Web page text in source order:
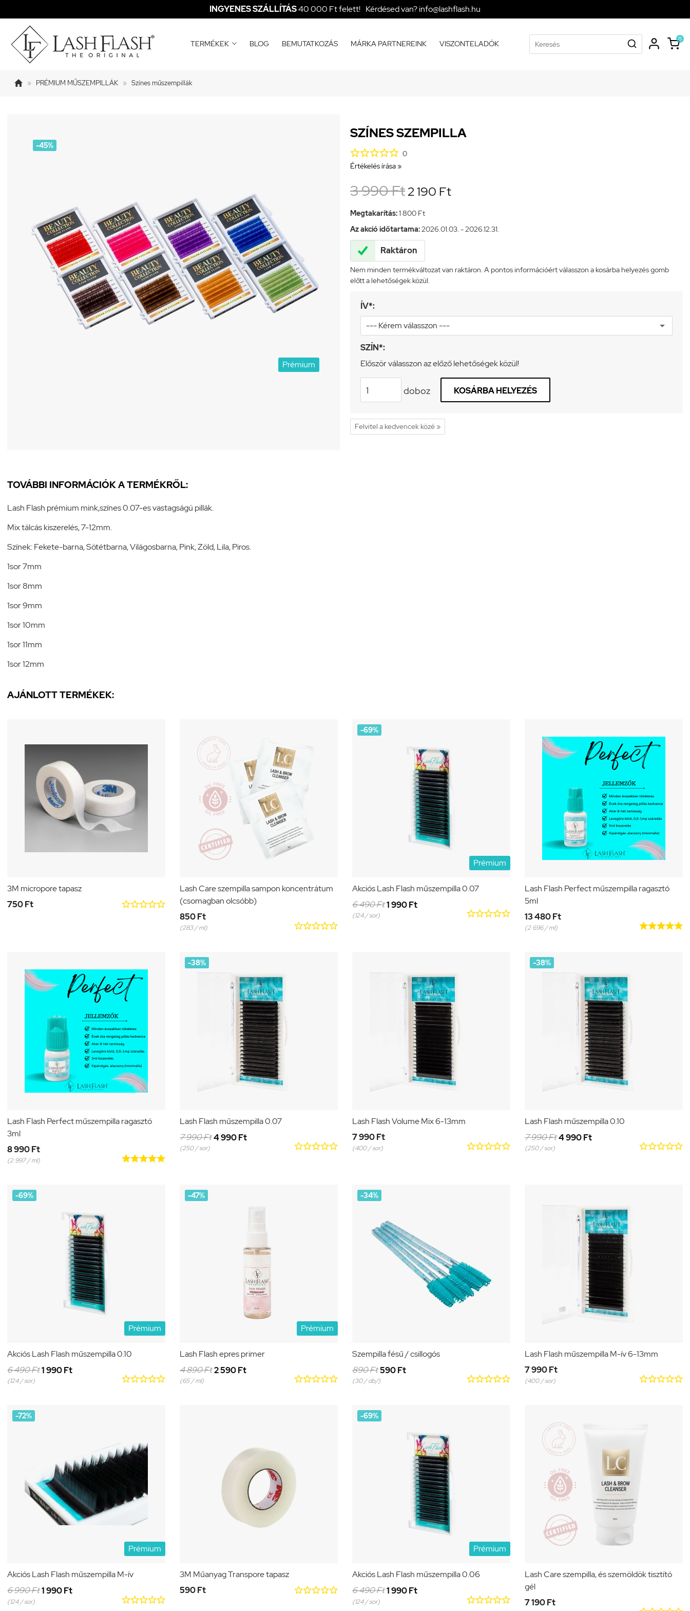
INGYENES SZÁLLÍTÁS40 000 Ft felett! Kérdésed van? info@lashflash.hu
TERMÉKEK  BLOG BEMUTATKOZÁS MÁRKA PARTNEREINK VISZONTELADÓK
0
 » PRÉMIUM MŰSZEMPILLÁK » Színes műszempillák
-45%
Prémium
SZÍNES SZEMPILLA
 0
Értékelés írása »
3 990 Ft2 190 Ft
Megtakarítás:1 800 Ft
Az akció időtartama:2026.01.03. - 2026.12.31.
 Raktáron
Nem minden termékváltozat van raktáron. A pontos információért válasszon a kosárba helyezés gomb
előtt a lehetőségek közül.
ÍV*:
SZÍN*:
Először válasszon az előző lehetőségek közül!
doboz KOSÁRBA HELYEZÉS
Felvitel a kedvencek közé »
TOVÁBBI INFORMÁCIÓK A TERMÉKRŐL:
Lash Flash prémium mink,színes 0.07-es vastagságú pillák.
Mix tálcás kiszerelés, 7-12mm.
Színek: Fekete-barna, Sötétbarna, Világosbarna, Pink, Zöld, Lila, Piros.
1sor 7mm
1sor 8mm
1sor 9mm
1sor 10mm
1sor 11mm
1sor 12mm
AJÁNLOTT TERMÉKEK:
3M micropore tapasz

750 Ft
Lash Care szempilla sampon koncentrátum
(csomagban olcsóbb)

850 Ft
(283 / ml)
-69%
Prémium
Akciós Lash Flash műszempilla 0.07

6 490 Ft1 990 Ft
(124 / sor)
Lash Flash Perfect műszempilla ragasztó
5ml

13 480 Ft
(2 696 / ml)
Lash Flash Perfect műszempilla ragasztó
3ml

8 990 Ft
(2 997 / ml)
-38%
Lash Flash műszempilla 0.07

7 990 Ft4 990 Ft
(250 / sor)
Lash Flash Volume Mix 6-13mm

7 990 Ft
(400 / sor)
-38%
Lash Flash műszempilla 0.10

7 990 Ft4 990 Ft
(250 / sor)
-69%
Prémium
Akciós Lash Flash műszempilla 0.10

6 490 Ft1 990 Ft
(124 / sor)
-47%
Prémium
Lash Flash epres primer

4 890 Ft2 590 Ft
(65 / ml)
-34%
Szempilla fésű / csillogós

890 Ft590 Ft
(30 / db/)
Lash Flash műszempilla M-ív 6-13mm

7 990 Ft
(400 / sor)
-72%
Prémium
Akciós Lash Flash műszempilla M-ív

6 990 Ft1 990 Ft
(124 / sor)
3M Műanyag Transpore tapasz

590 Ft
-69%
Prémium
Akciós Lash Flash műszempilla 0.06

6 490 Ft1 990 Ft
(124 / sor)
Lash Care szempilla, és szemöldök tisztító
gél
7 190 Ft